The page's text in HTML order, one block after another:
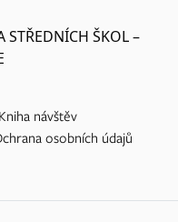
STŘEDNÍCH ŠKOL –
Kniha návštěv
osobních údajů